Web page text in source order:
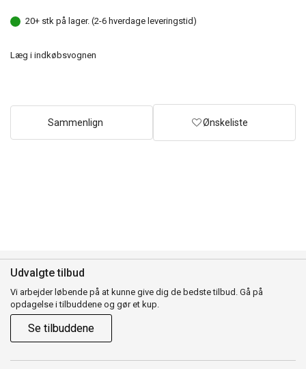
20+ stk på lager. (2-6 hverdage leveringstid)
Læg i indkøbsvognen
Sammenlign Ønskeliste
Udvalgte tilbud
Vi arbejder løbende på at kunne give dig de bedste tilbud. Gå på
opdagelse i tilbuddene og gør et kup.
Se tilbuddene